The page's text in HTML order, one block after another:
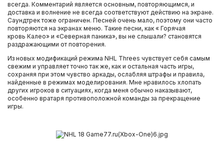
всегда. Комментарий является основным, повторяющимся, и
доставка и волнение не всегда соответствуют действию на экране.
Саундтрек тоже ограничен. Песней очень мало, поэтому они часто
повторяются на экранах меню. Такие песни, как « Горячая
кровь Калео» и «Северная паника», вы не слышали? становятся
раздражающими от повторения.
Из новых модификаций режима NHL Threes чувствует себя самым
свежим и управляет точно так же, как и остальная часть игры,
сохраняя при этом чувство аркады, ослабляя штрафы и правила,
найденные в режимах моделирования. Мне нравилось хлопать
других игроков в ситуациях, когда меня обычно наказывают,
особенно вратаря противоположной команды за прекращение
игры.